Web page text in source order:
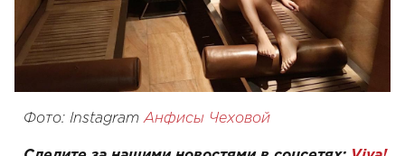
Фото: InstagramАнфисы Чеховой